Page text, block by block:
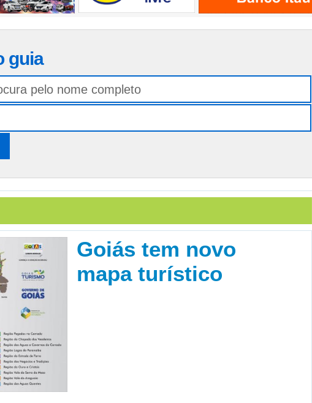
guia
Goiás tem novo
mapa turístico